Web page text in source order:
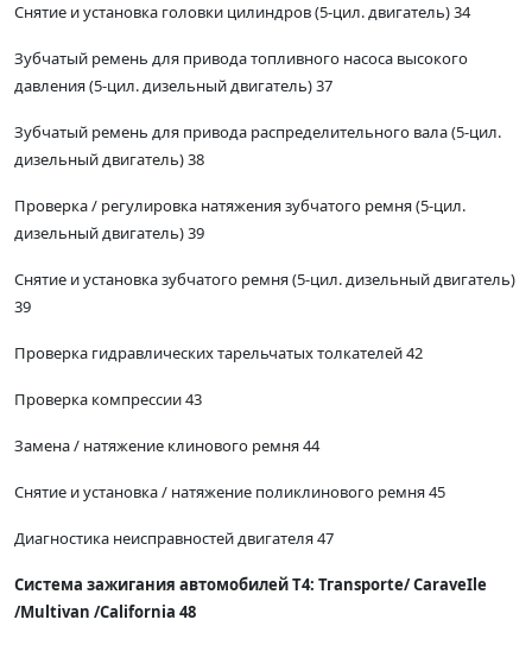
Снятие и установка головки цилиндров (5-цил. двигатель) 34
Зубчатый ремень для привода топливного насоса высокого
давления (5-цил. дизельный двигатель) 37
Зубчатый ремень для привода распределительного вала (5-цил.
дизельный двигатель) 38
Проверка / регулировка натяжения зубчатого ремня (5-цил.
дизельный двигатель) 39
Снятие и установка зубчатого ремня (5-цил. дизельный двигатель)
39
Проверка гидравлических тарельчатых толкателей 42
Проверка компрессии 43
Замена / натяжение клинового ремня 44
Снятие и установка / натяжение поликлинового ремня 45
Диагностика неисправностей двигателя 47
Система зажигания автомобилей Т4: Тгаnsporte/ СаraveIle
/Multivan /California 48